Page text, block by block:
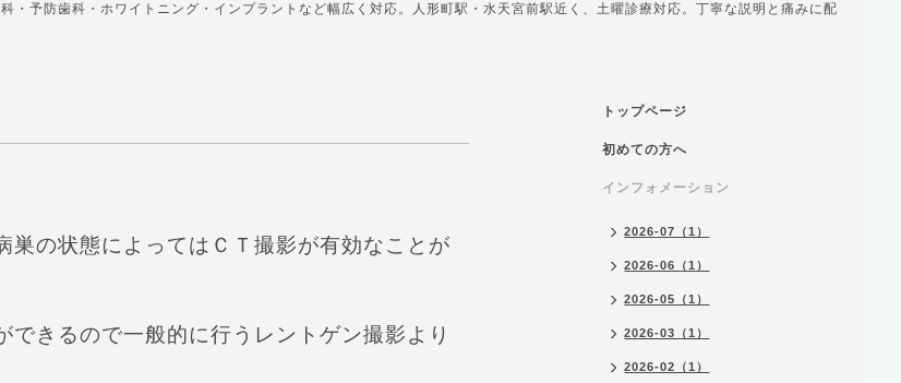
・予防歯科・ホワイトニング・インプラントなど幅広く対応。人形町駅・水天宮前駅近く、土曜診療対応。丁寧な説明と痛みに配
巣の状態によってはＣＴ撮影が有効なことが
きるので一般的に行うレントゲン撮影より
トップページ
初めての方へ
インフォメーション
2026-07（1）
2026-06（1）
2026-05（1）
2026-03（1）
2026-02（1）